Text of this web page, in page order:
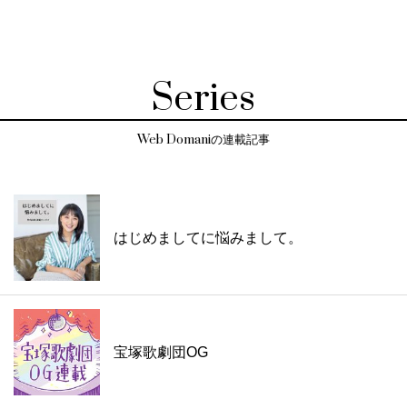
Series
Web Domaniの連載記事
はじめましてに悩みまして。
宝塚歌劇団OG